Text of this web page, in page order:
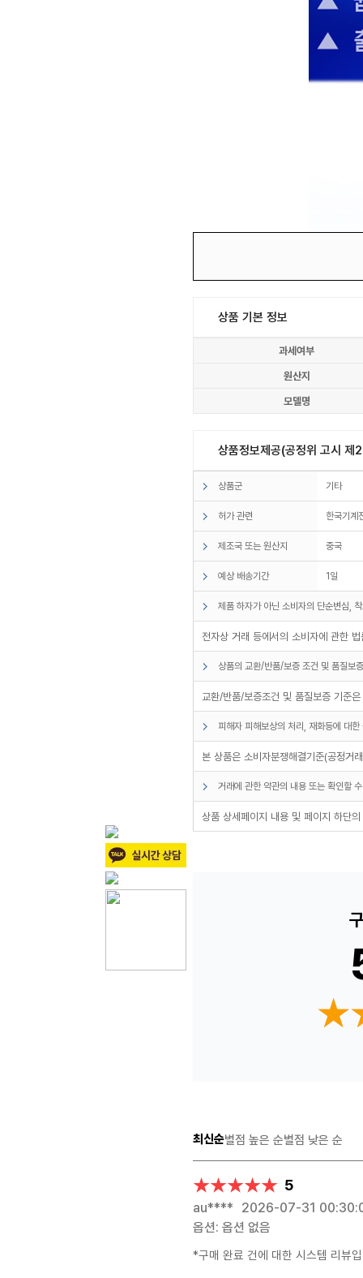
상품 기본 정보
과세여부
원산지
모델명
상품정보제공(공정위 고시
상품군 기타
허가 관련 한국기
제조국 또는 원산지 중국
예상 배송기간 1일
제품 하자가 아닌 소비자의 단순변심,
전자상 거래 등에서의 소비자에 관한
상품의 교환/반품/보증 조건 및 품질보
교환/반품/보증조건 및 품질보증 기준
피해자 피해보상의 처리, 재화등에 대
본 상품은 소비자분쟁해결기준(공정거
거래에 관한 약관의 내용 또는 확인할
상품 상세페이지 내용 및 페이지 하단
최신순별점 높은 순별점 낮은 순
★★★★★
★★★★★ 5
au**** 2026-07-31
옵션: 옵션 없음
*구매 완료 건에 대한 시스템 리뷰